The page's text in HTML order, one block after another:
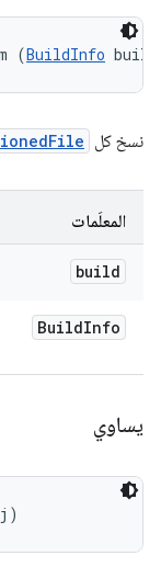
(BuildInfo
نسخ كل
المعلَمات
build
BuildInfo
يساوي